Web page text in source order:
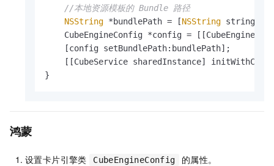
//本地资源模板的 Bundle 路径
NSString *bundlePath = [NSString
CubeEngineConfig *config =
    [config setBundlePath:bundlePath];
[[CubeService sharedInstance]
}
鸿蒙
设置卡片引擎类 CubeEngineConfig 的属性。